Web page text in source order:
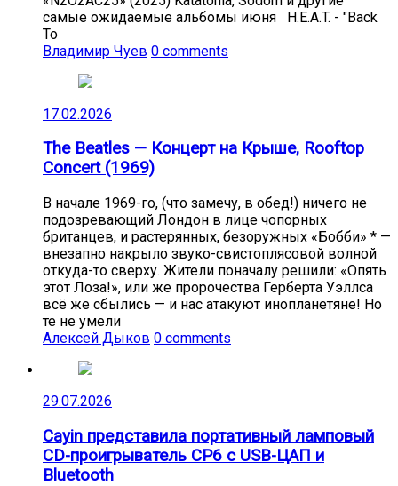
самые ожидаемые альбомы июня H.E.A.T. - "Back
To
Владимир Чуев 0 comments
17.02.2026
The Beatles — Концерт на Крыше, Rooftop
Concert (1969)
В начале 1969-го, (что замечу, в обед!) ничего не
подозревающий Лондон в лице чопорных
британцев, и растерянных, безоружных «Бобби» * —
внезапно накрыло звуко-свистоплясовой волной
откуда-то сверху. Жители поначалу решили: «Опять
этот Лоза!», или же пророчества Герберта Уэллса
всё же сбылись — и нас атакуют инопланетяне! Но
те не умели
Алексей Дыков 0 comments
29.07.2026
Cayin представила портативный ламповый
CD-проигрыватель CP6 с USB-ЦАП и
Bluetooth